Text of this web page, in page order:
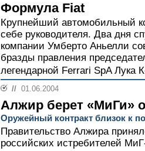
Формула Fiat
Крупнейший автомобильный
себе руководителя. Два дня
компании Умберто Аньелли
бразды правления
легендарной Ferrari SpA Лука
// 01.06.2004
Алжир берет «МиГи»
Оружейный контракт близок к
Правительство Алжира
российских истребителей